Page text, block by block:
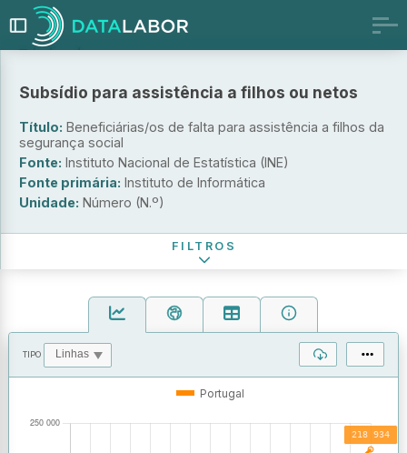
TIPO
Portugal
Subsídio para assistência a filhos ou netos
Título: Beneficiárias/os de falta para assistência a filhos da
segurança social
Fonte: Instituto Nacional de Estatística (INE)
Fonte primária: Instituto de Informática
Unidade: Número (N.º)
Indicador
Beneficiárias/os de falta para assistência a filhos
Beneficiárias/os de falta para assistência a netos
Duração da falta para assistência a filhos
Duração da falta para assistência a netos
Sexo
FILTROS